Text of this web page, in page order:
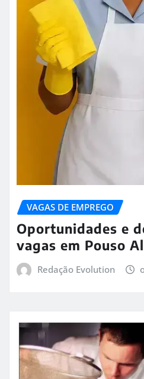
VAGAS DE EMPREGO
Oportunidades e
vagas em Pouso
Redação Evolution